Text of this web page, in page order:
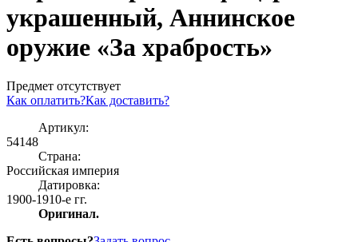
украшенный, Аннинское
оружие «За храбрость»
Предмет отсутствует
Как оплатить?Как доставить?
Артикул:
54148
Страна:
Росcийская империя
Датировка:
1900-1910-е гг.
Оригинал.